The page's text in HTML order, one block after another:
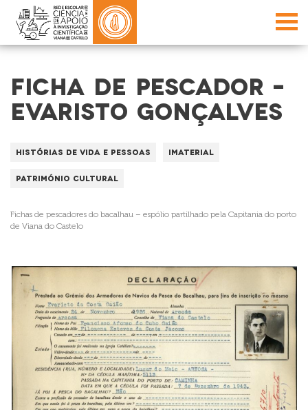
FICHA DE PESCADOR –
EVARISTO GONÇALVES
Histórias de vida e Pessoas Imaterial
Património Cultural
Fichas de pescadores do bacalhau – espólio partilhado pela Capitania do porto
de Viana do Castelo